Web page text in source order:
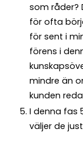
som råder?
för ofta
för sent i
förens i
mindre än
kunden
I denna fas
väljer de